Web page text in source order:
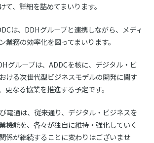
て、詳細を詰めてまいります。
は、DDHグループと連携しながら、メディ
業務の効率化を図ってまいります。
グループは、ADDCを核に、デジタル・ビ
ける次世代型ビジネスモデルの開発に関す
更なる協業を推進する予定です。
電通は、従来通り、デジタル・ビジネスを
機能を、各々が独自に維持・強化していく
係が継続することに変わりはございませ